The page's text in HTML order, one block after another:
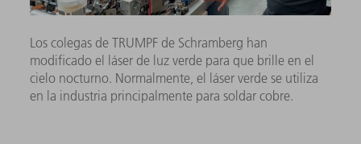
Los colegas de TRUMPF de Schramberg han
modificado el láser de luz verde para que brille en el
cielo nocturno. Normalmente, el láser verde se utiliza
en la industria principalmente para soldar cobre.